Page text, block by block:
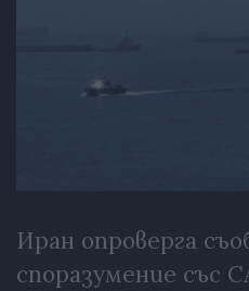
Иран опроверга
споразумение със